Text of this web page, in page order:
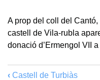
A prop del coll del
castell de Vila-rubla
donació d’Ermengol VII
‹ Castell de Turbiàs